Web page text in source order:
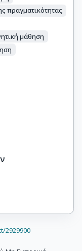
πραγματικότητας
μάθηση
2929900